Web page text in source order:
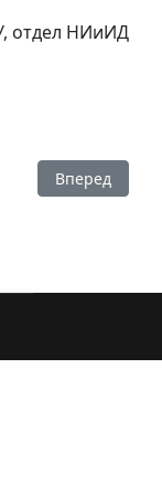
отдел НИиИД
Следующий:
Вперед